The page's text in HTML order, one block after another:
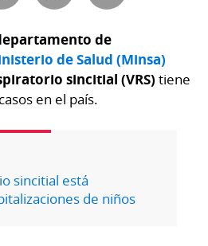
de
de Salud (Minsa)
sincitial (VRS) tiene
en el país.
sincitial está
de niños